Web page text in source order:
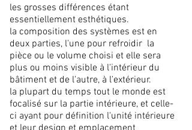
les grosses différences étant
essentiellement esthétiques.
la composition des systèmes est en
deux parties, l'une pour refroidir la
pièce ou le volume choisi et elle sera
plus ou moins visible à l'intérieur du
bâtiment et de l'autre, à l'extérieur.
la plupart du temps tout le monde est
focalisé sur la partie intérieure, et celle-
ci ayant pour définition l'unité intérieure